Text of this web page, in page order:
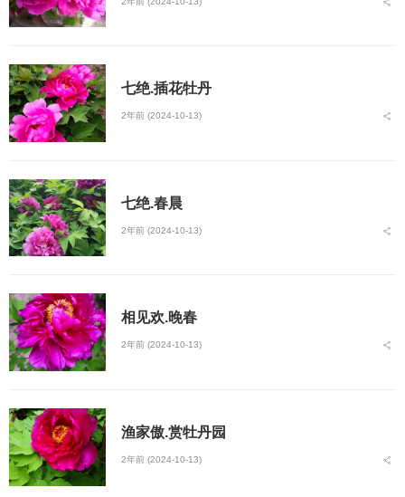
七绝.插花牡丹
2年前 (2024-10-13)
七绝.春晨
2年前 (2024-10-13)
相见欢.晚春
2年前 (2024-10-13)
渔家傲.赏牡丹园
2年前 (2024-10-13)